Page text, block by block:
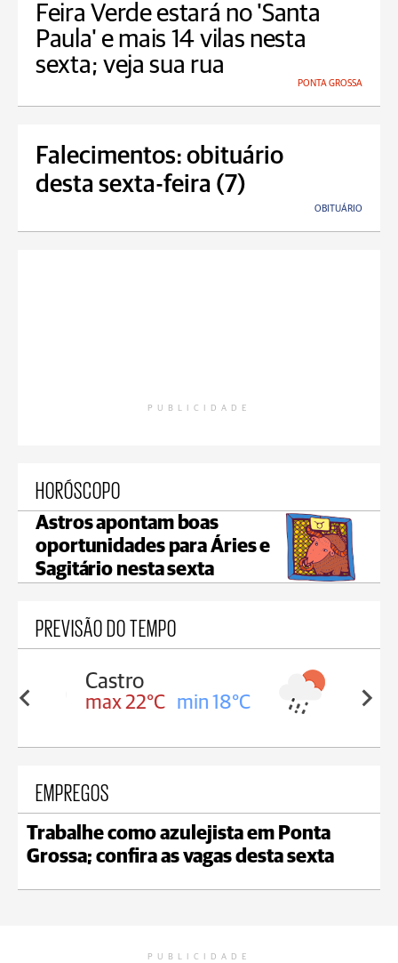
Feira Verde estará no 'Santa
Paula' e mais 14 vilas nesta
sexta; veja sua rua
PONTA GROSSA
Falecimentos: obituário
desta sexta-feira (7)
OBITUÁRIO
PUBLICIDADE
HORÓSCOPO
Astros apontam boas
oportunidades para Áries e
Sagitário nesta sexta
PREVISÃO DO TEMPO
18°C max 21°C min 18°C
EMPREGOS
Trabalhe como azulejista em Ponta
Grossa; confira as vagas desta sexta
PUBLICIDADE